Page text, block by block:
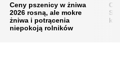
Ceny pszenicy w żniwa
2026 rosną, ale mokre
żniwa i potrącenia
niepokoją rolników